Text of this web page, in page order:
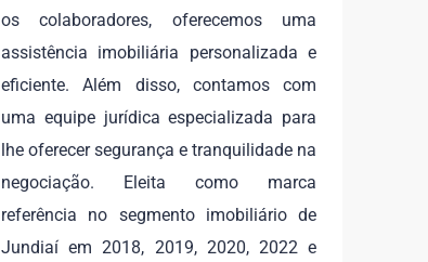
os colaboradores, oferecemos uma
assistência imobiliária personalizada e
eficiente. Além disso, contamos com
uma equipe jurídica especializada para
lhe oferecer segurança e tranquilidade na
negociação. Eleita como marca
referência no segmento imobiliário de
Jundiaí em 2018, 2019, 2020, 2022 e